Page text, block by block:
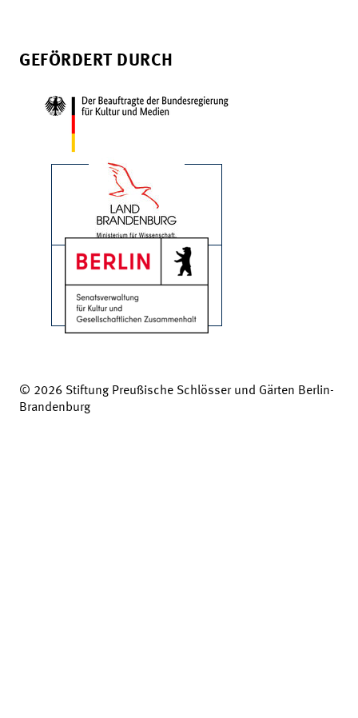
GEFÖRDERT DURCH
© 2026 Stiftung Preußische Schlösser und Gärten Berlin-
Brandenburg